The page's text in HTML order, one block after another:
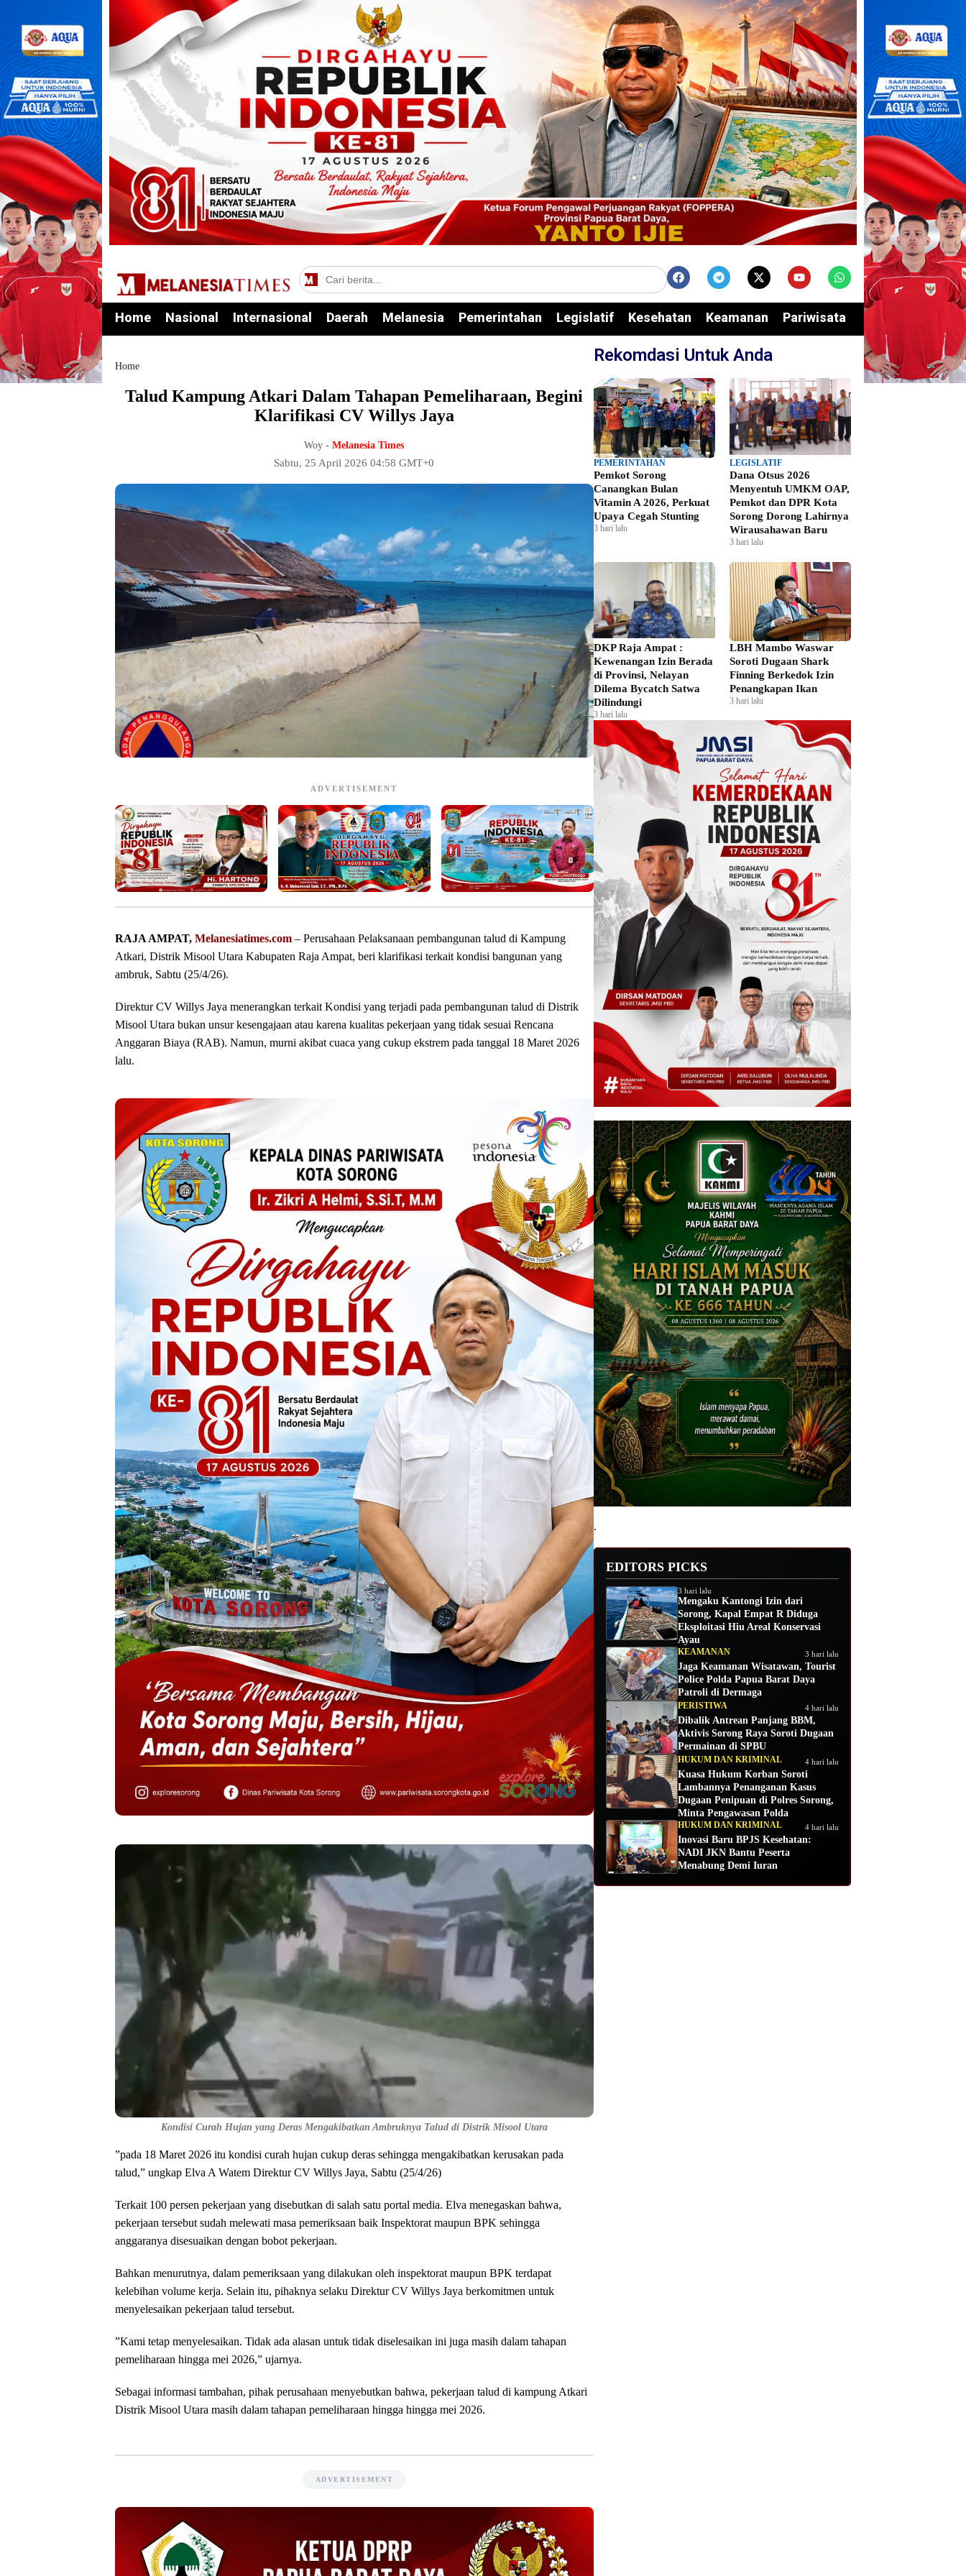
Home Nasional Internasional Daerah Melanesia Pemerintahan Legislatif Kesehatan Keamanan Pariwisata Edukasi
Home
Talud Kampung Atkari Dalam Tahapan Pemeliharaan, Begini
Klarifikasi CV Willys Jaya
Woy -Melanesia Times
Sabtu, 25 April 2026 04:58 GMT+0
ADVERTISEMENT
‎RAJA AMPAT, Melanesiatimes.com – Perusahaan Pelaksanaan pembangunan talud di Kampung
Atkari, Distrik Misool Utara Kabupaten Raja Ampat, beri klarifikasi terkait kondisi bangunan yang
ambruk, Sabtu (25/4/26).
‎Direktur CV Willys Jaya menerangkan terkait Kondisi yang terjadi pada pembangunan talud di Distrik
Misool Utara bukan unsur kesengajaan atau karena kualitas pekerjaan yang tidak sesuai Rencana
Anggaran Biaya (RAB). Namun, murni akibat cuaca yang cukup ekstrem pada tanggal 18 Maret 2026
lalu.
Kondisi Curah Hujan yang Deras Mengakibatkan Ambruknya Talud di Distrik Misool Utara
‎”pada 18 Maret 2026 itu kondisi curah hujan cukup deras sehingga mengakibatkan kerusakan pada
talud,” ungkap Elva A Watem Direktur CV Willys Jaya, Sabtu (25/4/26)
‎Terkait 100 persen pekerjaan yang disebutkan di salah satu portal media. Elva menegaskan bahwa,
pekerjaan tersebut sudah melewati masa pemeriksaan baik Inspektorat maupun BPK sehingga
anggaranya disesuaikan dengan bobot pekerjaan.
‎Bahkan menurutnya, dalam pemeriksaan yang dilakukan oleh inspektorat maupun BPK terdapat
kelebihan volume kerja. Selain itu, pihaknya selaku Direktur CV Willys Jaya berkomitmen untuk
menyelesaikan pekerjaan talud tersebut.
‎”Kami tetap menyelesaikan. Tidak ada alasan untuk tidak diselesaikan ini juga masih dalam tahapan
pemeliharaan hingga mei 2026,” ujarnya.
‎Sebagai informasi tambahan, pihak perusahaan menyebutkan bahwa, pekerjaan talud di kampung Atkari
Distrik Misool Utara masih dalam tahapan pemeliharaan hingga hingga mei 2026.
ADVERTISEMENT
Rekomdasi Untuk Anda
PEMERINTAHAN
Pemkot Sorong
Canangkan Bulan
Vitamin A 2026, Perkuat
Upaya Cegah Stunting
3 hari lalu
LEGISLATIF
Dana Otsus 2026
Menyentuh UMKM OAP,
Pemkot dan DPR Kota
Sorong Dorong Lahirnya
Wirausahawan Baru
3 hari lalu
DKP Raja Ampat :
Kewenangan Izin Berada
di Provinsi, Nelayan
Dilema Bycatch Satwa
Dilindungi
3 hari lalu
LBH Mambo Waswar
Soroti Dugaan Shark
Finning Berkedok Izin
Penangkapan Ikan
3 hari lalu
.
EDITORS PICKS
3 hari lalu
Mengaku Kantongi Izin dari
Sorong, Kapal Empat R Diduga
Eksploitasi Hiu Areal Konservasi
Ayau
KEAMANAN 3 hari lalu
Jaga Keamanan Wisatawan, Tourist
Police Polda Papua Barat Daya
Patroli di Dermaga
PERISTIWA 4 hari lalu
Dibalik Antrean Panjang BBM,
Aktivis Sorong Raya Soroti Dugaan
Permainan di SPBU
HUKUM DAN KRIMINAL 4 hari lalu
Kuasa Hukum Korban Soroti
Lambannya Penanganan Kasus
Dugaan Penipuan di Polres Sorong,
Minta Pengawasan Polda
HUKUM DAN KRIMINAL 4 hari lalu
Inovasi Baru BPJS Kesehatan:
NADI JKN Bantu Peserta
Menabung Demi Iuran